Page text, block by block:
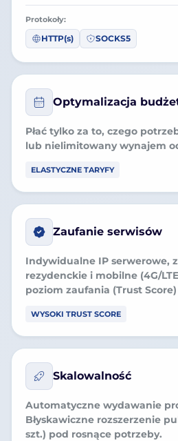
Protokoły:
HTTP(s) SOCKS5
Optymalizacja
Płać tylko za to, czego
lub nielimitowany wynajem
ELASTYCZNE TARYFY
Zaufanie serwisów
Indywidualne IP serwerowe,
rezydenckie i mobilne (4G/
poziom zaufania (Trust
WYSOKI TRUST SCORE
Skalowalność
Automatyczne wydawanie
Błyskawiczne rozszerzenie
szt.) pod rosnące potrzeby.